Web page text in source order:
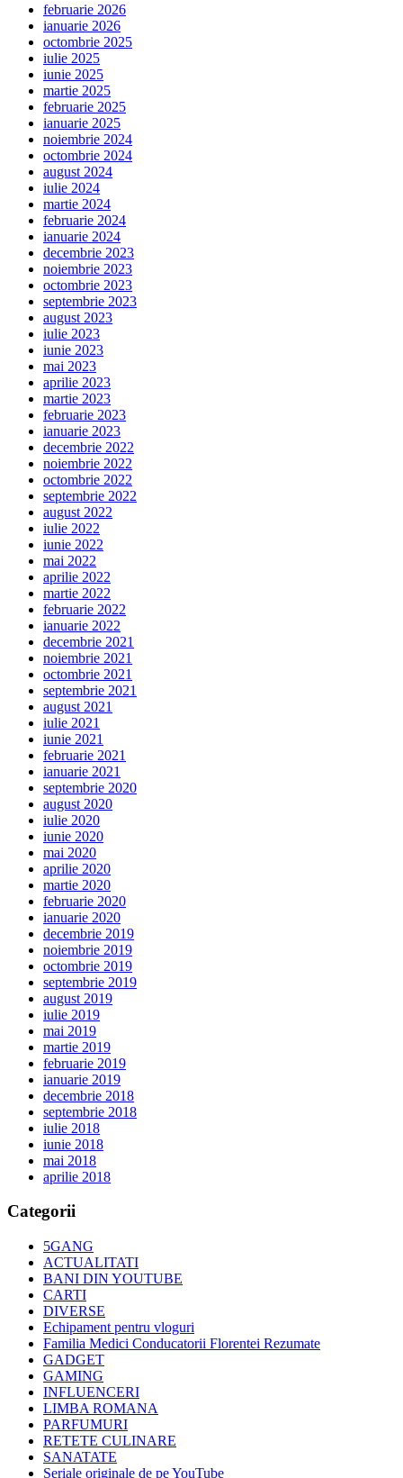
februarie 2026
ianuarie 2026
octombrie 2025
iulie 2025
iunie 2025
martie 2025
februarie 2025
ianuarie 2025
noiembrie 2024
octombrie 2024
august 2024
iulie 2024
martie 2024
februarie 2024
ianuarie 2024
decembrie 2023
noiembrie 2023
octombrie 2023
septembrie 2023
august 2023
iulie 2023
iunie 2023
mai 2023
aprilie 2023
martie 2023
februarie 2023
ianuarie 2023
decembrie 2022
noiembrie 2022
octombrie 2022
septembrie 2022
august 2022
iulie 2022
iunie 2022
mai 2022
aprilie 2022
martie 2022
februarie 2022
ianuarie 2022
decembrie 2021
noiembrie 2021
octombrie 2021
septembrie 2021
august 2021
iulie 2021
iunie 2021
februarie 2021
ianuarie 2021
septembrie 2020
august 2020
iulie 2020
iunie 2020
mai 2020
aprilie 2020
martie 2020
februarie 2020
ianuarie 2020
decembrie 2019
noiembrie 2019
octombrie 2019
septembrie 2019
august 2019
iulie 2019
mai 2019
martie 2019
februarie 2019
ianuarie 2019
decembrie 2018
septembrie 2018
iulie 2018
iunie 2018
mai 2018
aprilie 2018
Categorii
5GANG
ACTUALITATI
BANI DIN YOUTUBE
CARTI
DIVERSE
Echipament pentru vloguri
Familia Medici Conducatorii Florentei Rezumate
GADGET
GAMING
INFLUENCERI
LIMBA ROMANA
PARFUMURI
RETETE CULINARE
SANATATE
Seriale originale de pe YouTube